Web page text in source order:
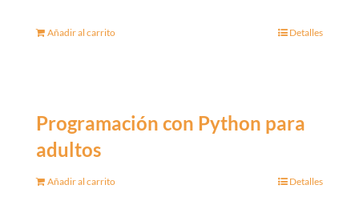
Añadir al carrito Detalles
Programación con Python para
adultos
Añadir al carrito Detalles